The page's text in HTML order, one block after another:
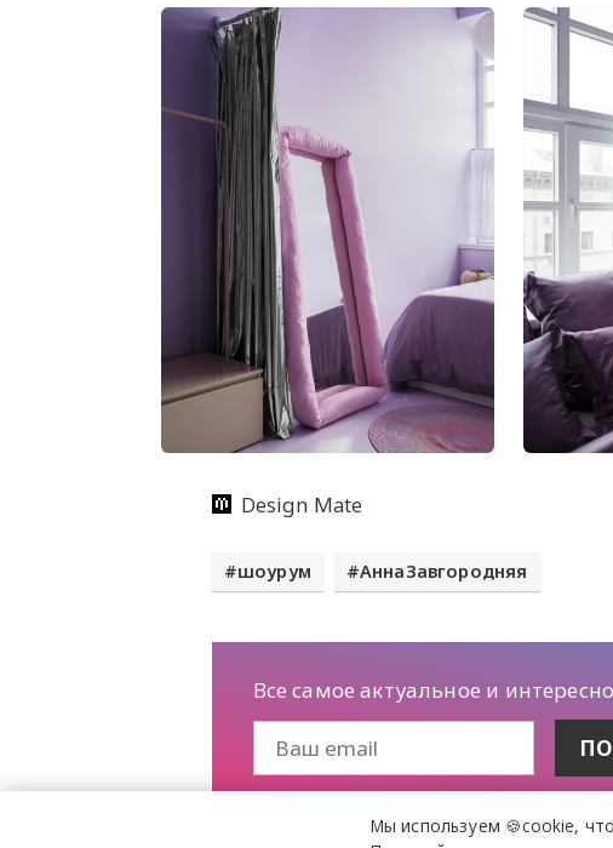
Design Mate
шоурум АннаЗавгородняя
Все самое актуальное и
Мы используем 🍪cookie,